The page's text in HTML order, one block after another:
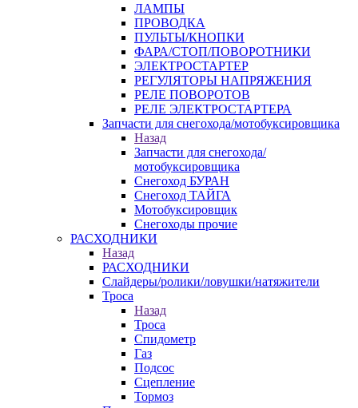
ЛАМПЫ
ПРОВОДКА
ПУЛЬТЫ/КНОПКИ
ФАРА/СТОП/ПОВОРОТНИКИ
ЭЛЕКТРОСТАРТЕР
РЕГУЛЯТОРЫ НАПРЯЖЕНИЯ
РЕЛЕ ПОВОРОТОВ
РЕЛЕ ЭЛЕКТРОСТАРТЕРА
Запчасти для снегохода/мотобуксировщика
Назад
Запчасти для снегохода/
мотобуксировщика
Снегоход БУРАН
Снегоход ТАЙГА
Мотобуксировщик
Снегоходы прочие
РАСХОДНИКИ
Назад
РАСХОДНИКИ
Слайдеры/ролики/ловушки/натяжители
Троса
Назад
Троса
Спидометр
Газ
Подсос
Сцепление
Тормоз